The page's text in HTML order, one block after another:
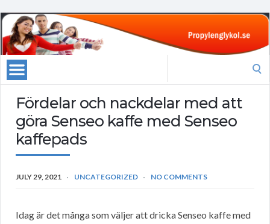
Fördelar och nackdelar med att
göra Senseo kaffe med Senseo
kaffepads
JULY 29, 2021 UNCATEGORIZED NO COMMENTS
Idag är det många som väljer att dricka Senseo kaffe med